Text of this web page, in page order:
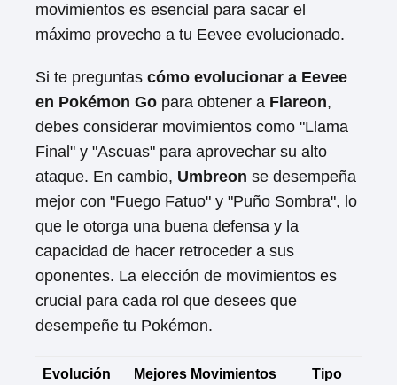
movimientos es esencial para sacar el
máximo provecho a tu Eevee evolucionado.
Si te preguntas cómo evolucionar a Eevee
en Pokémon Go para obtener a Flareon,
debes considerar movimientos como "Llama
Final" y "Ascuas" para aprovechar su alto
ataque. En cambio, Umbreon se desempeña
mejor con "Fuego Fatuo" y "Puño Sombra", lo
que le otorga una buena defensa y la
capacidad de hacer retroceder a sus
oponentes. La elección de movimientos es
crucial para cada rol que desees que
desempeñe tu Pokémon.
Evolución Mejores Movimientos Tipo